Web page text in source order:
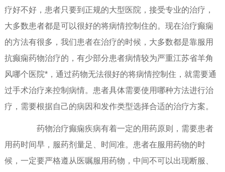
疗好不好，患者只要到正规的大型医院，接受专业的治疗，
大多数患者都是可以很好的将病情控制住的。现在治疗癫痫
的方法有很多，我们患者在治疗的时候，大多数都是靠服用
抗癫痫药物治疗的，有少部分患者病情较为严重江苏省羊角
风哪个医院*，通过药物无法很好的将病情控制住，就需要通
过手术治疗来控制病情。患者具体需要使用哪种方法进行治
疗，需要根据自己的病因和发作类型选择合适的治疗方案。
药物治疗癫痫疾病有着一定的用药原则，需要患者
用药时间早，服药剂量足、时间准。患者在服用药物的时
候，一定要严格遵从医嘱服用药物，中间不可以出现断服、